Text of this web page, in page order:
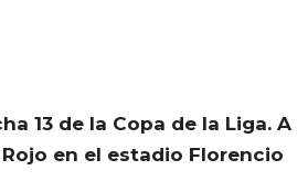
13 de la Copa de la Liga. A
en el estadio Florencio